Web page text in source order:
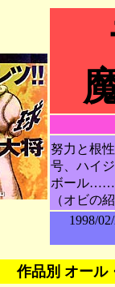
努力と根
号、ハイ
ボール……
（オビの
1998/
作品別 オール